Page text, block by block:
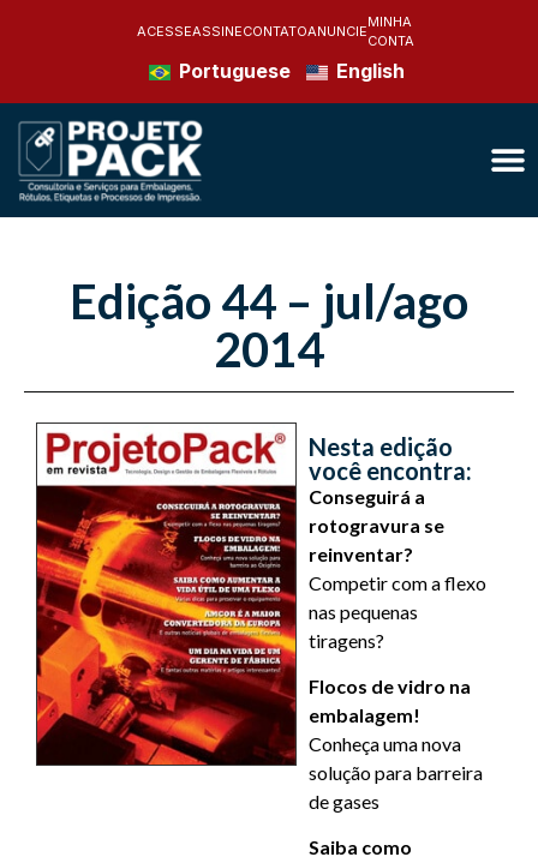
ACESSEASSINECONTATOANUNCIE
MINHA
CONTA
Portuguese English
Edição 44 – jul/ago
2014
Nesta edição
você encontra:
Conseguirá a
rotogravura se
reinventar?
Competir com a flexo
nas pequenas
tiragens?
Flocos de vidro na
embalagem!
Conheça uma nova
solução para barreira
de gases
Saiba como